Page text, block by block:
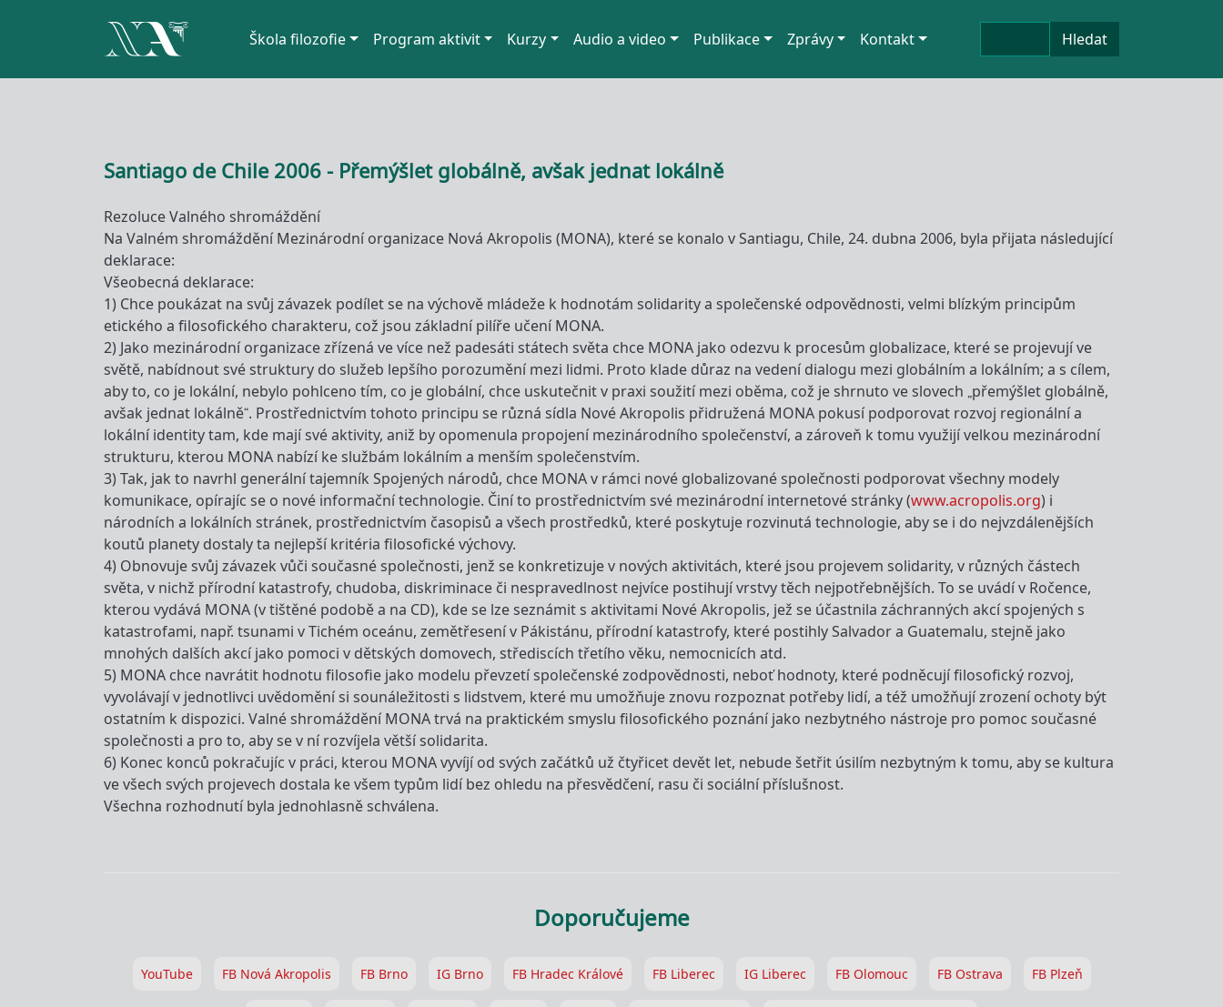
Hlavní navigace
Škola filozofie Program aktivit Kurzy Audio a video Publikace Zprávy Kontakt Hledat
Hledat
Santiago de Chile 2006 - Přemýšlet globálně, avšak jednat lokálně
Rezoluce Valného shromáždění
Na Valném shromáždění Mezinárodní organizace Nová Akropolis (MONA), které se konalo v Santiagu, Chile, 24. dubna 2006, byla přijata následující
deklarace:
Všeobecná deklarace:
1) Chce poukázat na svůj závazek podílet se na výchově mládeže k hodnotám solidarity a společenské odpovědnosti, velmi blízkým principům
etického a filosofického charakteru, což jsou základní pilíře učení MONA.
2) Jako mezinárodní organizace zřízená ve více než padesáti státech světa chce MONA jako odezvu k procesům globalizace, které se projevují ve
světě, nabídnout své struktury do služeb lepšího porozumění mezi lidmi. Proto klade důraz na vedení dialogu mezi globálním a lokálním; a s cílem,
aby to, co je lokální, nebylo pohlceno tím, co je globální, chce uskutečnit v praxi soužití mezi oběma, což je shrnuto ve slovech „přemýšlet globálně,
avšak jednat lokálně“. Prostřednictvím tohoto principu se různá sídla Nové Akropolis přidružená MONA pokusí podporovat rozvoj regionální a
lokální identity tam, kde mají své aktivity, aniž by opomenula propojení mezinárodního společenství, a zároveň k tomu využijí velkou mezinárodní
strukturu, kterou MONA nabízí ke službám lokálním a menším společenstvím.
3) Tak, jak to navrhl generální tajemník Spojených národů, chce MONA v rámci nové globalizované společnosti podporovat všechny modely
komunikace, opírajíc se o nové informační technologie. Činí to prostřednictvím své mezinárodní internetové stránky (www.acropolis.org) i
národních a lokálních stránek, prostřednictvím časopisů a všech prostředků, které poskytuje rozvinutá technologie, aby se i do nejvzdálenějších
koutů planety dostaly ta nejlepší kritéria filosofické výchovy.
4) Obnovuje svůj závazek vůči současné společnosti, jenž se konkretizuje v nových aktivitách, které jsou projevem solidarity, v různých částech
světa, v nichž přírodní katastrofy, chudoba, diskriminace či nespravedlnost nejvíce postihují vrstvy těch nejpotřebnějších. To se uvádí v Ročence,
kterou vydává MONA (v tištěné podobě a na CD), kde se lze seznámit s aktivitami Nové Akropolis, jež se účastnila záchranných akcí spojených s
katastrofami, např. tsunami v Tichém oceánu, zemětřesení v Pákistánu, přírodní katastrofy, které postihly Salvador a Guatemalu, stejně jako
mnohých dalších akcí jako pomoci v dětských domovech, střediscích třetího věku, nemocnicích atd.
5) MONA chce navrátit hodnotu filosofie jako modelu převzetí společenské zodpovědnosti, neboť hodnoty, které podněcují filosofický rozvoj,
vyvolávají v jednotlivci uvědomění si sounáležitosti s lidstvem, které mu umožňuje znovu rozpoznat potřeby lidí, a též umožňují zrození ochoty být
ostatním k dispozici. Valné shromáždění MONA trvá na praktickém smyslu filosofického poznání jako nezbytného nástroje pro pomoc současné
společnosti a pro to, aby se v ní rozvíjela větší solidarita.
6) Konec konců pokračujíc v práci, kterou MONA vyvíjí od svých začátků už čtyřicet devět let, nebude šetřit úsilím nezbytným k tomu, aby se kultura
ve všech svých projevech dostala ke všem typům lidí bez ohledu na přesvědčení, rasu či sociální příslušnost.
Všechna rozhodnutí byla jednohlasně schválena.
Doporučujeme
YouTube FB Nová Akropolis FB Brno IG Brno FB Hradec Králové FB Liberec IG Liberec FB Olomouc FB Ostrava FB Plzeň